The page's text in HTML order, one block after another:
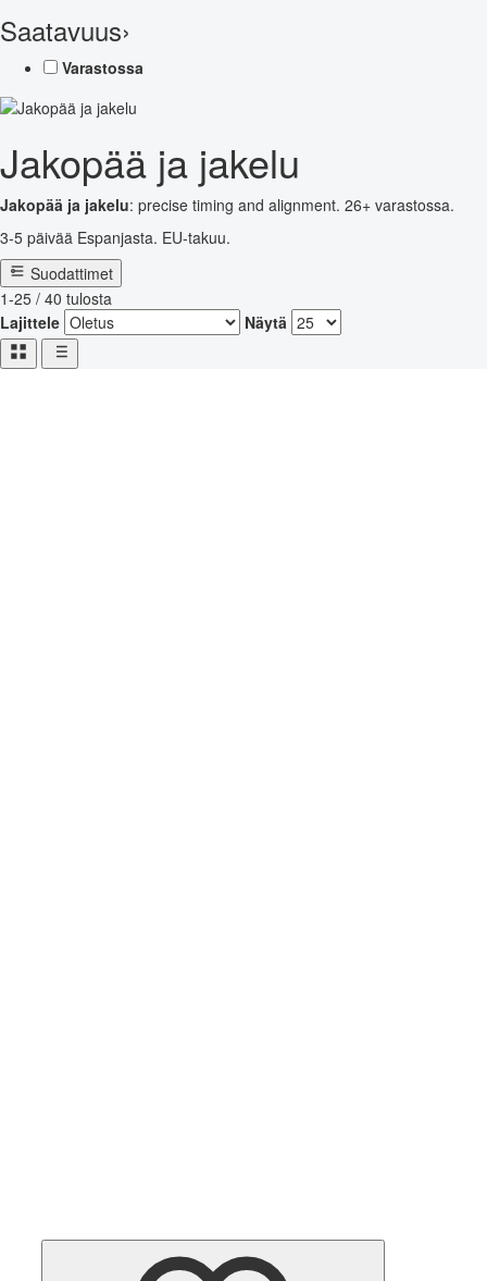
Saatavuus›
Varastossa
Jakopää ja jakelu
Jakopää ja jakelu: precise timing and alignment. 26+ varastossa.
3-5 päivää Espanjasta. EU-takuu.
Suodattimet
1-25 / 40 tulosta
Lajittele
Näytä